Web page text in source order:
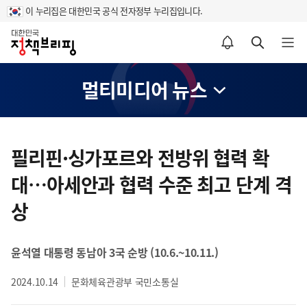
이 누리집은 대한민국 공식 전자정부 누리집입니다.
홈
알림설정 바로가기 검색 바로가기 메뉴 열기
멀티미디어 뉴스
텐
영
역
필리핀·싱가포르와 전방위 협력 확
대…아세안과 협력 수준 최고 단계 격
상
윤석열 대통령 동남아 3국 순방 (10.6.~10.11.)
2024.10.14 문화체육관광부 국민소통실